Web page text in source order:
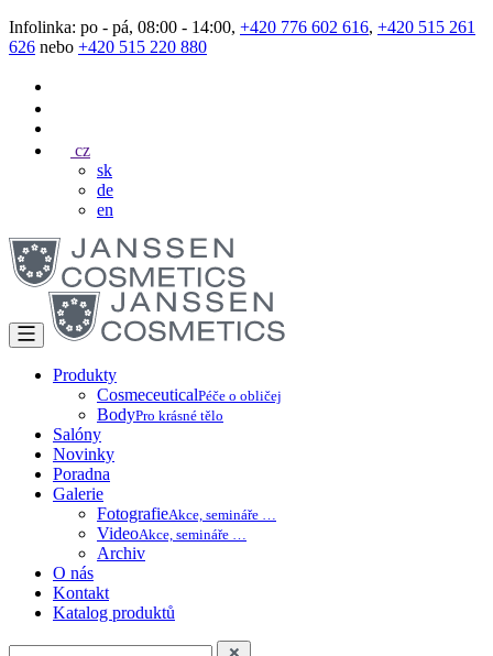
Infolinka: po - pá, 08:00 - 14:00, +420 776 602 616, +420 515 261
626 nebo +420 515 220 880
cz
sk
de
en
Produkty
CosmeceuticalPéče o obličej
BodyPro krásné tělo
Salóny
Novinky
Poradna
Galerie
FotografieAkce, semináře …
VideoAkce, semináře …
Archiv
O nás
Kontakt
Katalog produktů